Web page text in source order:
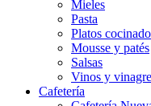
Mieles
Pasta
Platos
Mousse y patés
Salsas
Vinos y
Cafetería